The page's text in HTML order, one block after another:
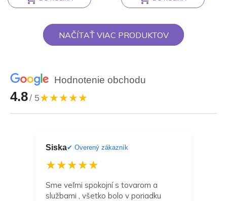
NAČÍTAŤ VIAC PRODUKTOV
Hodnotenie obchodu
4.8/ 5★★★★★
Siska✔ Overený zákazník
★★★★★
Sme veľmi spokojní s tovarom a
službami , všetko bolo v poriadku